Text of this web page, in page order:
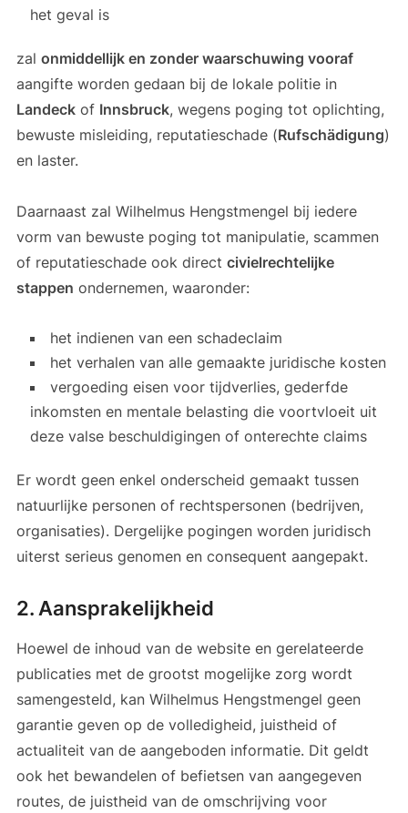
het geval is
zal onmiddellijk en zonder waarschuwing vooraf
aangifte worden gedaan bij de lokale politie in
Landeckof Innsbruck, wegens poging tot oplichting,
bewuste misleiding, reputatieschade (Rufschädigung)
en laster.
Daarnaast zal Wilhelmus Hengstmengel bij iedere
vorm van bewuste poging tot manipulatie, scammen
of reputatieschade ook direct civielrechtelijke
stappen ondernemen, waaronder:
het indienen van een schadeclaim
het verhalen van alle gemaakte juridische kosten
vergoeding eisen voor tijdverlies, gederfde
inkomsten en mentale belasting die voortvloeit uit
deze valse beschuldigingen of onterechte claims
Er wordt geen enkel onderscheid gemaakt tussen
natuurlijke personen of rechtspersonen (bedrijven,
organisaties). Dergelijke pogingen worden juridisch
uiterst serieus genomen en consequent aangepakt.
2. Aansprakelijkheid
Hoewel de inhoud van de website en gerelateerde
publicaties met de grootst mogelijke zorg wordt
samengesteld, kan Wilhelmus Hengstmengel geen
garantie geven op de volledigheid, juistheid of
actualiteit van de aangeboden informatie. Dit geldt
ook het bewandelen of befietsen van aangegeven
routes, de juistheid van de omschrijving voor